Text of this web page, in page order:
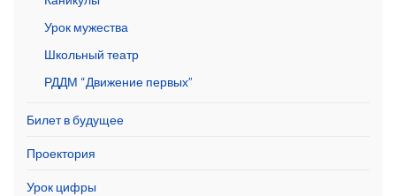
Урок мужества
Школьный театр
РДДМ “Движение первых”
Билет в будущее
Проектория
Урок цифры